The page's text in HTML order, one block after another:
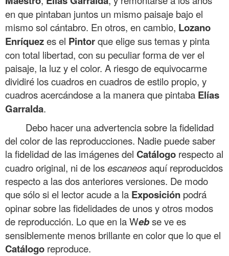
en que pintaban juntos un mismo paisaje bajo el
mismo sol cántabro. En otros, en cambio, Lozano
Enríquezes el Pintorque elige sus temas y pinta
con total libertad, con su peculiar forma de ver el
paisaje, la luz y el color. A riesgo de equivocarme
dividiré los cuadros en cuadros de estilo propio, y
cuadros acercándose a la manera que pintaba Elías
Garralda.
Debo hacer una advertencia sobre la fidelidad
del color de las reproducciones. Nadie puede saber
la fidelidad de las imágenes del Catálogo respecto al
cuadro original, ni de losescaneosaquí reproducidos
respecto a las dos anteriores versiones. De modo
que sólo si el lector acude a la Exposición podrá
opinar sobre las fidelidades de unos y otros modos
de reproducción. Lo que en la Webse ve es
sensiblemente menos brillante en color que lo que el
Catálogo reproduce.